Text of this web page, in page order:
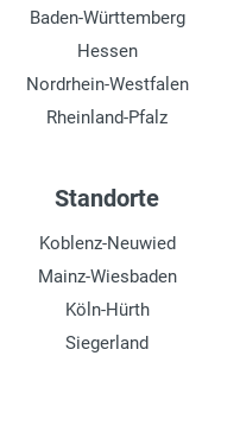
Baden-Württemberg
Hessen
Nordrhein-Westfalen
Rheinland-Pfalz
Standorte
Koblenz-Neuwied
Mainz-Wiesbaden
Köln-Hürth
Siegerland